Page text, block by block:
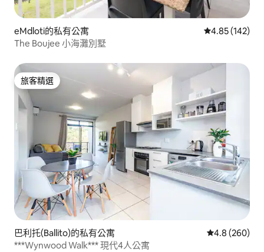
eMdloti的私有公寓 從 142 則評價
4.85 (142)
The Boujee 小海灘別墅
旅客精選
旅客精選
巴利托(Ballito)的私有公寓 從 260 則評價
4.8 (260)
***Wynwood Walk*** 現代4人公寓